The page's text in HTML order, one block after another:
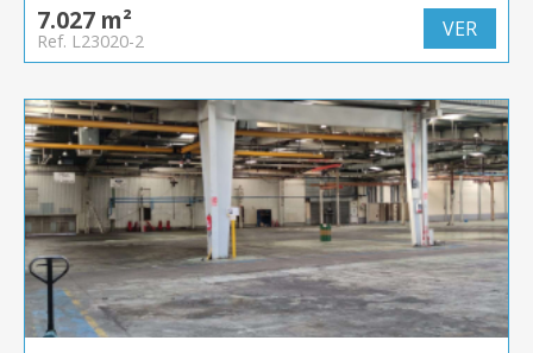
7.027 m²
Ref. L23020-2 VER